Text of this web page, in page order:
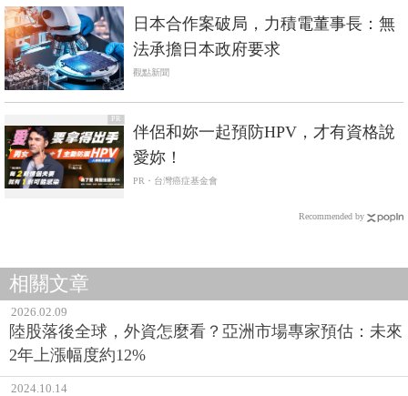
日本合作案破局，力積電董事長：無
法承擔日本政府要求
觀點新聞
PR
伴侶和妳一起預防HPV，才有資格說
愛妳！
PR・台灣癌症基金會
Recommended by
相關文章
2026.02.09
陸股落後全球，外資怎麼看？亞洲市場專家預估：未來
2年上漲幅度約12%
2024.10.14